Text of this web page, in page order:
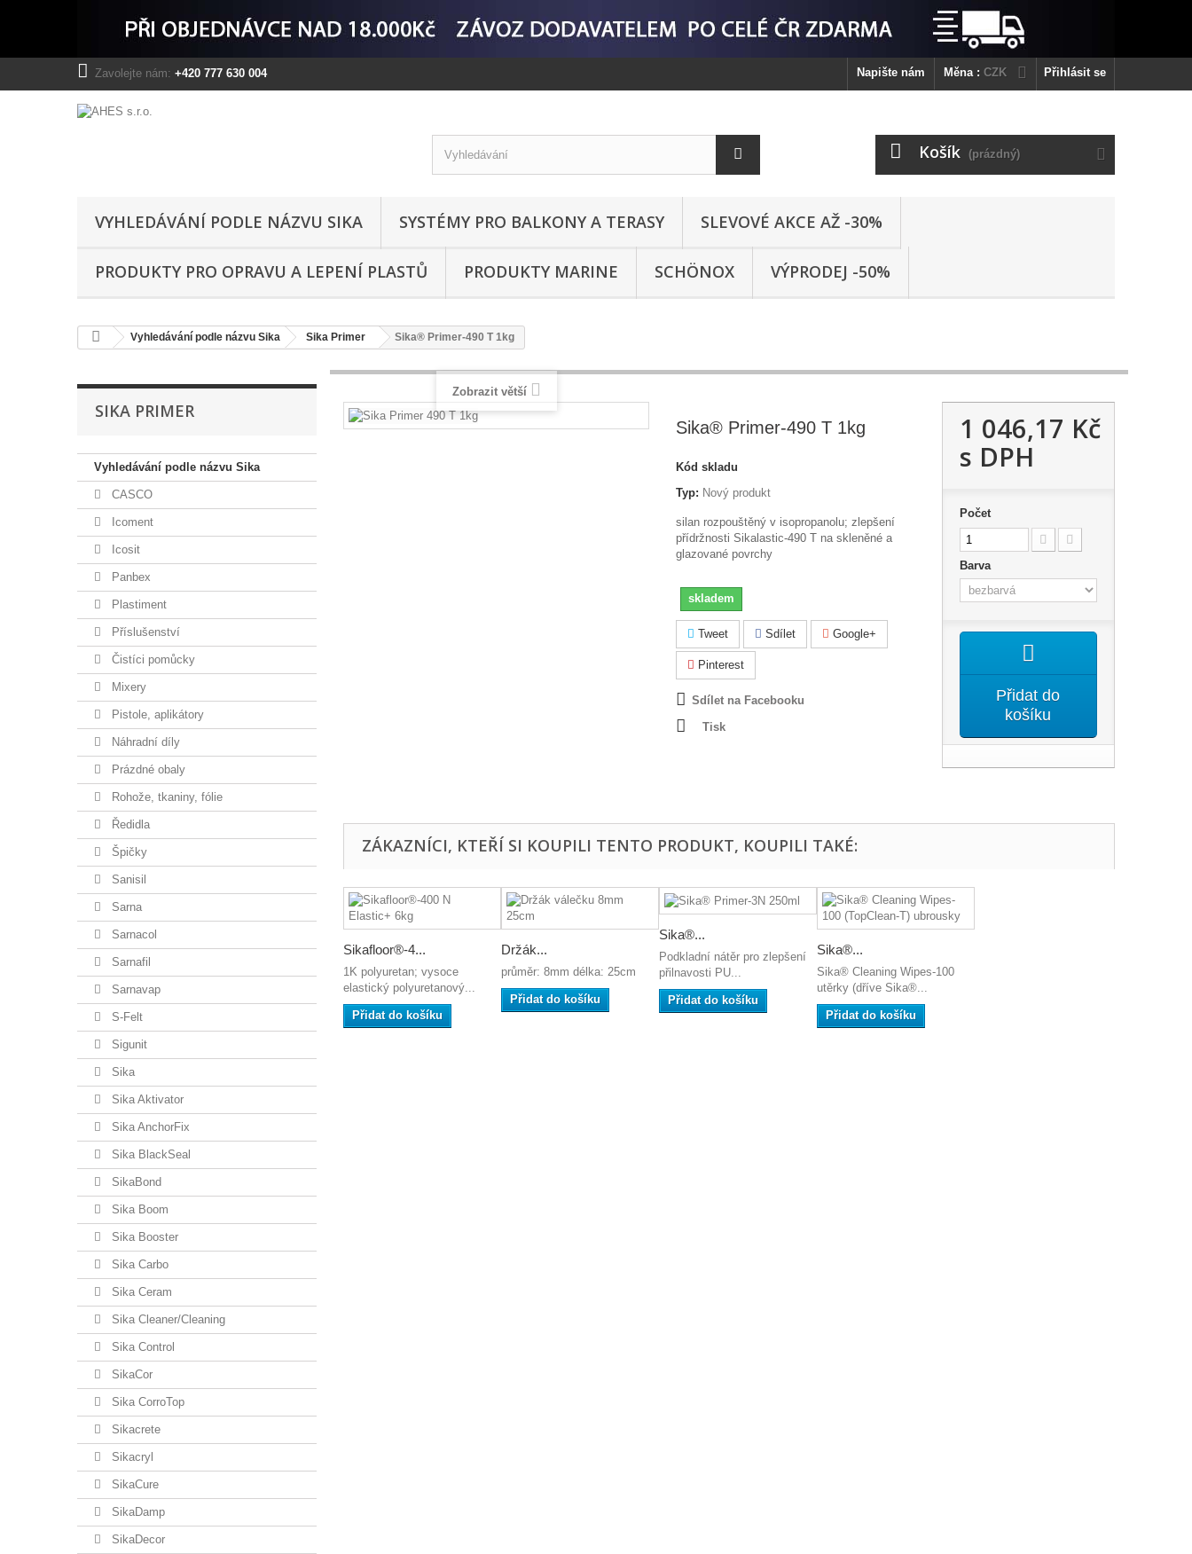
Přihlásit se
Měna : CZK
Napište nám
Zavolejte nám: +420 777 630 004
Košík (prázdný)
VYHLEDÁVÁNÍ PODLE NÁZVU SIKA SYSTÉMY PRO BALKONY A TERASY SLEVOVÉ AKCE AŽ -30%
PRODUKTY PRO OPRAVU A LEPENÍ PLASTŮ PRODUKTY MARINE SCHÖNOX VÝPRODEJ -50%
Vyhledávání podle názvu Sika Sika Primer Sika® Primer-490 T 1kg
SIKA PRIMER
Vyhledávání podle názvu Sika
CASCO
Icoment
Icosit
Panbex
Plastiment
Příslušenství
Čistíci pomůcky
Mixery
Pistole, aplikátory
Náhradní díly
Prázdné obaly
Rohože, tkaniny, fólie
Ředidla
Špičky
Sanisil
Sarna
Sarnacol
Sarnafil
Sarnavap
S-Felt
Sigunit
Sika
Sika Aktivator
Sika AnchorFix
Sika BlackSeal
SikaBond
Sika Boom
Sika Booster
Sika Carbo
Sika Ceram
Sika Cleaner/Cleaning
Sika Control
SikaCor
Sika CorroTop
Sikacrete
Sikacryl
SikaCure
SikaDamp
SikaDecor
Zobrazit větší
Sika® Primer-490 T 1kg
Kód skladu
Typ: Nový produkt
silan rozpouštěný v isopropanolu; zlepšení
přídržnosti Sikalastic-490 T na skleněné a
glazované povrchy
skladem
Tweet Sdílet Google+
Pinterest
Sdílet na Facebooku
Tisk
1 046,17 Kč
s DPH
Počet
Barva
Přidat do
košíku
ZÁKAZNÍCI, KTEŘÍ SI KOUPILI TENTO PRODUKT, KOUPILI TAKÉ:
Sikafloor®-4...
1K polyuretan; vysoce
elastický polyuretanový...
Přidat do košíku
Držák...
průměr: 8mm délka: 25cm
Přidat do košíku
Sika®...
Podkladní nátěr pro zlepšení
přilnavosti PU...
Přidat do košíku
Sika®...
Sika® Cleaning Wipes-100
utěrky (dříve Sika®...
Přidat do košíku